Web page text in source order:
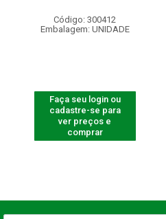
Código: 300412
Embalagem: UNIDADE
Faça seu login ou
cadastre-se para
ver preços e
comprar